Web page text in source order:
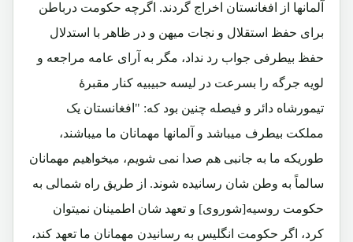
آلمانها از افغانستان اخراج گردند. اگرچه حکومت درباطن
برای حفظ استقلال و نجات میهن و در ظاهر با استدلال
حفظ بیطرفی جواب رد نداد، مگر به آرای عامه مراجعه و
لویه جرگه را بسرعت در لیسه حبیبیه کنار مقبرۀ
تیمورشاه دائر و فیصله چنین بود که: "افغانستان یک
مملکت بیطرف میباشد و آلمانها مهمانان ما میباشند،
طوریکه ما به جانبی هم صدا نمی شویم، میخواهیم مهمانان
سالماً به وطن شان رسانیده شوند. از طریق راه شمالی به
حکومت روسیه[شوروی] و تعهد شان اطمینان نمیتوان
کرد، اگر حکومت انگلیس به رسانیدن مهمانان ما تعهد کند،